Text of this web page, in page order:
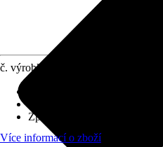
č. výrobku
Způsob upevnění
Více informací o zboží